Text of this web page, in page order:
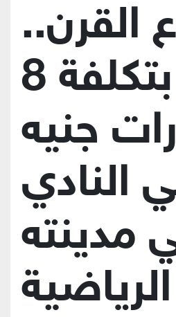
القرن..
بتكلفة 8
جنيه
النادي
مدينته
الرياضية